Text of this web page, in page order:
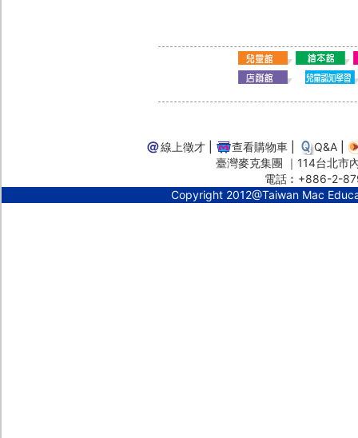
線上徵才 查看購物車 Q&A
臺灣麥克集團 ｜114台北
電話︰+886-2-
Copyright 2012@Taiwan Mac